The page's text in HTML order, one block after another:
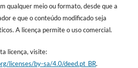
qualquer meio ou formato, desde que a
e que o conteúdo modificado seja
A licença permite o uso comercial.
licença, visite:
licenses/by-sa/4.0/deed.pt_BR.